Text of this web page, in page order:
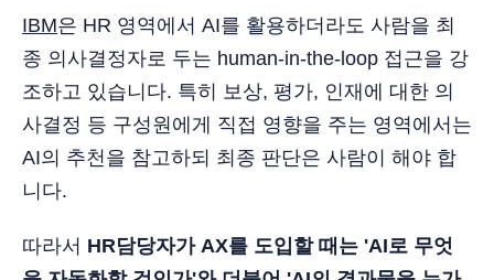
IBM은 HR 영역에서 AI를 활용하더라도 사람을 최
종 의사결정자로 두는 human-in-the-loop 접근을 강
조하고 있습니다. 특히 보상, 평가, 인재에 대한 의
사결정 등 구성원에게 직접 영향을 주는 영역에서는
AI의 추천을 참고하되 최종 판단은 사람이 해야 합
니다.
따라서 HR담당자가 AX를 도입할 때는 'AI로 무엇